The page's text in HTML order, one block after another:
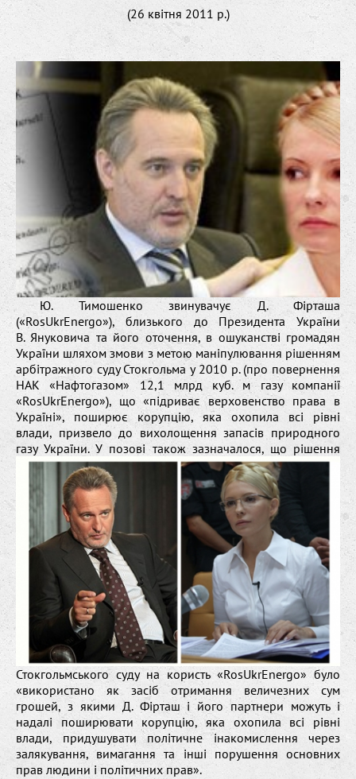
(26 квітня 2011 р.)
Ю. Тимошенко звинувачує Д. Фірташа
(«RosUkrEnergo»), близького до Президента України
В. Януковича та його оточення, в ошуканстві громадян
України шляхом змови з метою маніпулювання рішенням
арбітражного суду Стокгольма у 2010 р. (про повернення
НАК «Нафтогазом» 12,1 млрд куб. м газу компанії
«RosUkrEnergo»), що «підриває верховенство права в
Україні», поширює корупцію, яка охопила всі рівні
влади, призвело до вихолощення запасів природного
газу України.У позові також зазначалося, що рішення
Стокгольмського суду на користь «RosUkrEnergo» було
«використано як засіб отримання величезних сум
грошей, з якими Д. Фірташ і його партнери можуть і
надалі поширювати корупцію, яка охопила всі рівні
влади, придушувати політичне інакомислення через
залякування, вимагання та інші порушення основних
прав людини і політичних прав».